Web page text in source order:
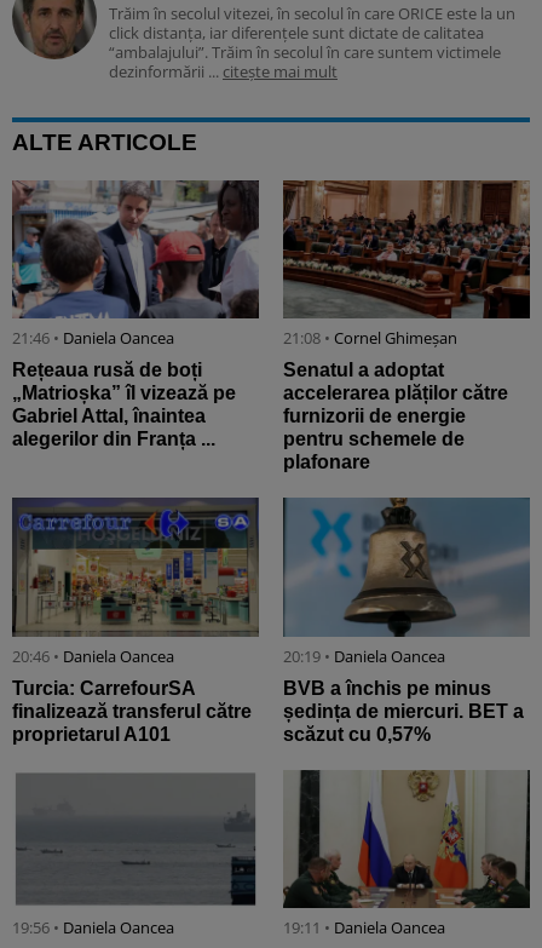
Trăim în secolul vitezei, în secolul în care ORICE este la un
click distanța, iar diferențele sunt dictate de calitatea
“ambalajului”. Trăim în secolul în care suntem victimele
dezinformării ... citește mai mult
ALTE ARTICOLE
21:46 • Daniela Oancea
Rețeaua rusă de boți
„Matrioșka” îl vizează pe
Gabriel Attal, înaintea
alegerilor din Franța ...
21:08 • Cornel Ghimeșan
Senatul a adoptat
accelerarea plăților către
furnizorii de energie
pentru schemele de
plafonare
20:46 • Daniela Oancea
Turcia: CarrefourSA
finalizează transferul către
proprietarul A101
20:19 • Daniela Oancea
BVB a închis pe minus
ședința de miercuri. BET a
scăzut cu 0,57%
19:56 • Daniela Oancea 19:11 • Daniela Oancea